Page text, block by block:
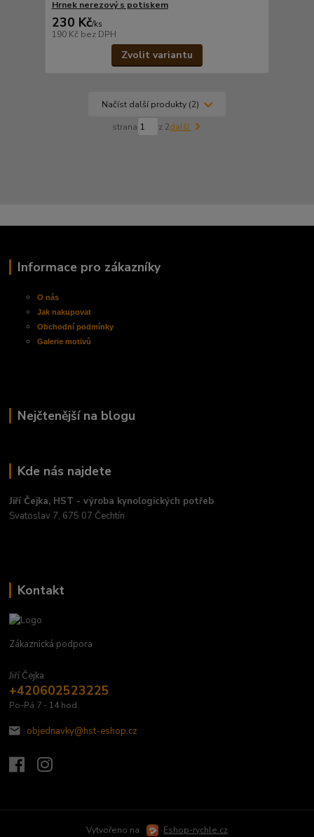
Hrnek nerezový s potiskem
230 Kč/ks
190 Kč bez DPH
Zvolit variantu
Načíst další produkty (2)
strana z 2další
Informace pro zákazníky
O nás
Jak nakupovat
Obchodnípodmínky
Galerie motivů
Nejčtenější na blogu
Kde nás najdete
Jiří Čejka, HST - výroba kynologických potřeb
Svatoslav 7, 675 07 Čechtín
Kontakt
Zákaznická podpora
Jiří Čejka
+420602523225
Po-Pá 7 - 14 hod.
objednavky@hst-eshop.cz
Vytvořeno na Eshop-rychle.cz